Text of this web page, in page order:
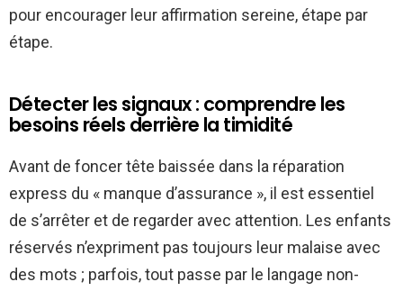
pour encourager leur affirmation sereine, étape par
étape.
Détecter les signaux : comprendre les
besoins réels derrière la timidité
Avant de foncer tête baissée dans la réparation
express du « manque d’assurance », il est essentiel
de s’arrêter et de regarder avec attention. Les enfants
réservés n’expriment pas toujours leur malaise avec
des mots ; parfois, tout passe par le langage non-